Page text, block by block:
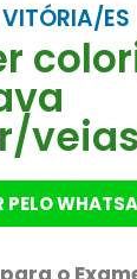
ES
PELO